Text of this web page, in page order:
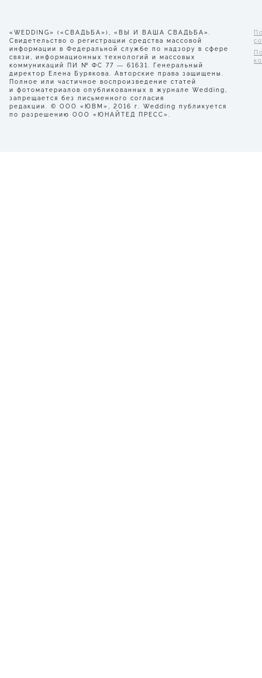
«WEDDING» («СВАДЬБА»), «ВЫ И ВАША СВАДЬБА».
Свидетельство о регистрации средства массовой
информации в Федеральной службе по надзору в сфере
связи, информационных технологий и массовых
коммуникаций ПИ № ФС 77 — 61631. Генеральный
директор Елена Бурякова. Авторские права защищены.
Полное или частичное воспроизведение статей
и фотоматериалов опубликованных в журнале Wedding,
запрещается без письменного согласия
редакции. © ООО «ЮВМ», 2016 г. Wedding публикуется
по разрешению ООО «ЮНАЙТЕД ПРЕСС».